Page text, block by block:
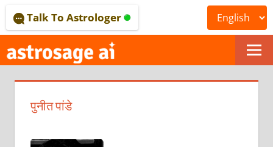
to
content
ONLINE
ASTROLOGICAL
Talk To Astrologer
पुनीत पांडे